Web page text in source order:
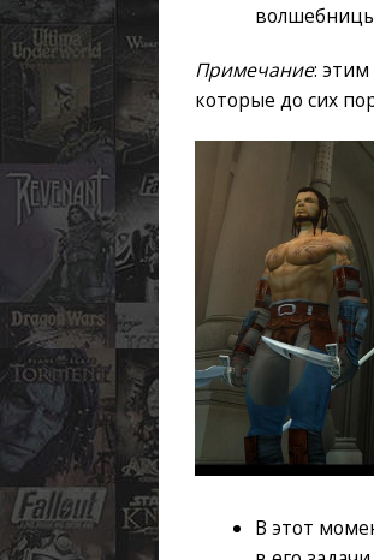
Примечание:
которые до сих
В этот